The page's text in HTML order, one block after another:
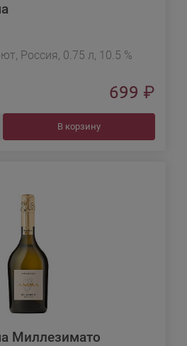
Россия, 0.75 л, 10.5 %
699 ₽
В корзину
Миллезимато